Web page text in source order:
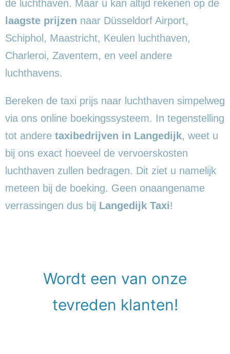
de luchthaven. Maar u kan altijd rekenen op de
laagste prijzen naar Düsseldorf Airport,
Schiphol, Maastricht, Keulen luchthaven,
Charleroi, Zaventem, en veel andere
luchthavens.
Bereken de taxi prijs naar luchthaven simpelweg
via ons online boekingssysteem. In tegenstelling
tot andere taxibedrijven in Langedijk, weet u
bij ons exact hoeveel de vervoerskosten
luchthaven zullen bedragen. Dit ziet u namelijk
meteen bij de boeking. Geen onaangename
verrassingen dus bij Langedijk Taxi!
Wordt een van onze
tevreden klanten!